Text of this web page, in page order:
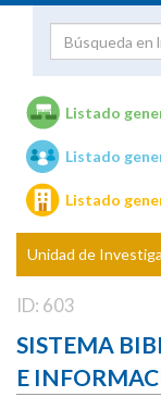
Unidades
Listado
Listado
Listado
Unidad de
ID: 603
SISTEMA
E